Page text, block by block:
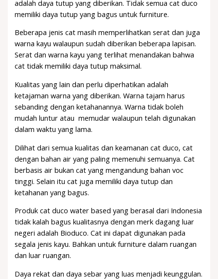
adalah daya tutup yang diberikan. Tidak semua cat duco
memiliki daya tutup yang bagus untuk furniture.
Beberapa jenis cat masih memperlihatkan serat dan juga
warna kayu walaupun sudah diberikan beberapa lapisan.
Serat dan warna kayu yang terlihat menandakan bahwa
cat tidak memiliki daya tutup maksimal.
Kualitas yang lain dan perlu diperhatikan adalah
ketajaman warna yang diberikan. Warna tajam harus
sebanding dengan ketahanannya. Warna tidak boleh
mudah luntur atau memudar walaupun telah digunakan
dalam waktu yang lama.
Dilihat dari semua kualitas dan keamanan cat duco, cat
dengan bahan air yang paling memenuhi semuanya. Cat
berbasis air bukan cat yang mengandung bahan voc
tinggi. Selain itu cat juga memiliki daya tutup dan
ketahanan yang bagus.
Produk cat duco water based yang berasal dari Indonesia
tidak kalah bagus kualitasnya dengan merk dagang luar
negeri adalah Bioduco. Cat ini dapat digunakan pada
segala jenis kayu. Bahkan untuk furniture dalam ruangan
dan luar ruangan.
Daya rekat dan daya sebar yang luas menjadi keunggulan.